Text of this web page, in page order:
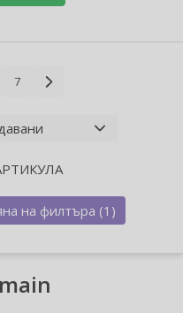
7
на филтъра (1)